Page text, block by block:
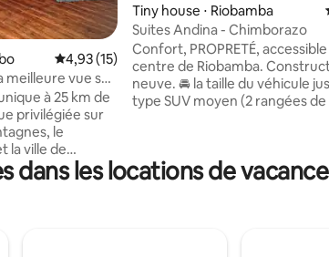
15 commentaires : 5 sur 5
Évaluation moyenne sur la base de 15
4,93 (15)
meilleure vue sur
à 25 km de
privilégiée sur
le
la ville de
est idéale
Tiny house ⋅ Riobamba
Suites Andina - Chimborazo
Confort, PROPRETÉ,
centre de Riobamba.
neuve. 🚘 la taille du véhicule jusqu'au
type SUV moyen (2 rangées de
Literie premium. Cuisine entièrement
dans les locations de